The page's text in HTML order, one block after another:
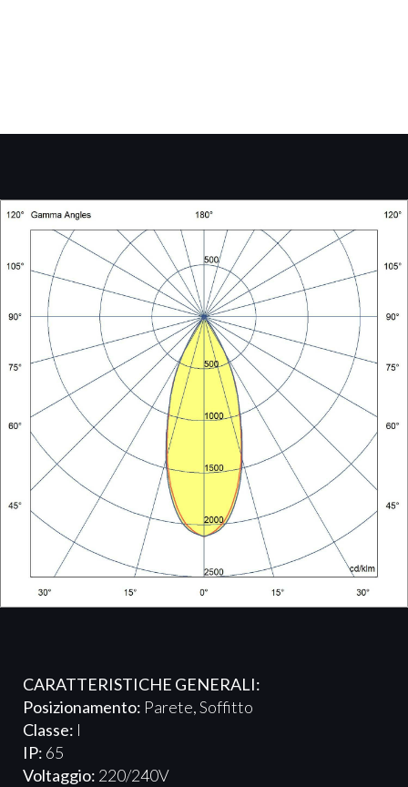
CARATTERISTICHE GENERALI:
Posizionamento: Parete, Soffitto
Classe: I
IP: 65
Voltaggio: 220/240V